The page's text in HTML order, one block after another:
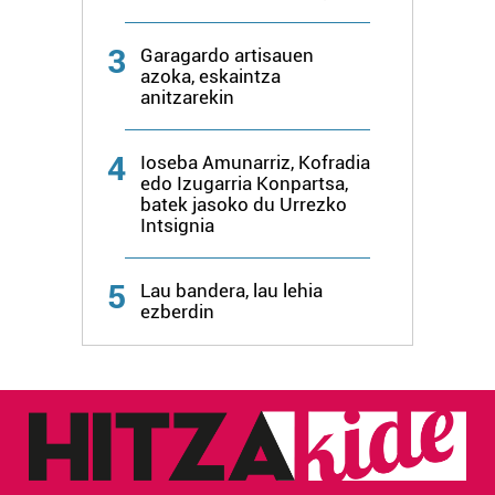
3
Garagardo artisauen
azoka, eskaintza
anitzarekin
4
Ioseba Amunarriz, Kofradia
edo Izugarria Konpartsa,
batek jasoko du Urrezko
Intsignia
5
Lau bandera, lau lehia
ezberdin